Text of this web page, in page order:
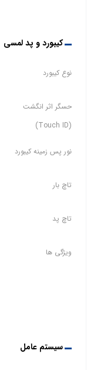
کیبورد و پد لمسی
نوع کیبورد
حسگر اثر انگشت
(Touch ID)
نور پس زمینه کیبورد
تاچ بار
تاچ پد
ویژگی ها
سیستم عامل